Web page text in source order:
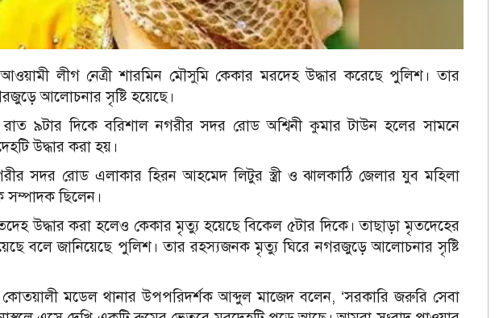
লীগ নেত্রী শারমিন মৌসুমি কেকার মরদেহ উদ্ধার করেছে পুলিশ। তার
আলোচনার সৃষ্টি হয়েছে।
৯টার দিকে বরিশাল নগরীর সদর রোড অশ্বিনী কুমার টাউন হলের সামনে
উদ্ধার করা হয়।
সদর রোড এলাকার হিরন আহমেদ লিটুর স্ত্রী ও ঝালকাঠি জেলার যুব মহিলা
সম্পাদক ছিলেন।
উদ্ধার করা হলেও কেকার মৃত্যু হয়েছে বিকেল ৫টার দিকে। তাছাড়া মৃতদেহের
রয়েছে বলে জানিয়েছে পুলিশ। তার রহস্যজনক মৃত্যু ঘিরে নগরজুড়ে আলোচনার সৃষ্টি
কোতয়ালী মডেল থানার উপপরিদর্শক আব্দুল মাজেদ বলেন, ‘সরকারি জরুরি সেবা